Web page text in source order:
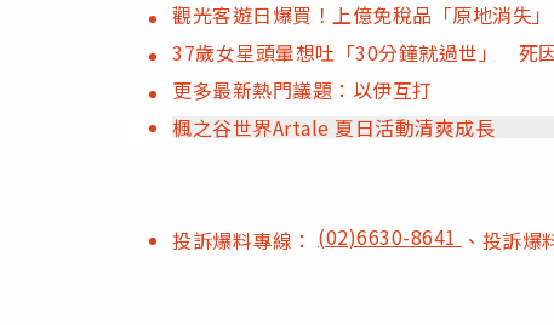
觀光客遊日爆買！上億免稅品「原地消失
37歲女星頭暈想吐「30分鐘就過世」 死
更多最新熱門議題：以伊互打
楓之谷世界Artale 夏日活動清爽成長
投訴爆料專線： (02)6630-8641 、投訴